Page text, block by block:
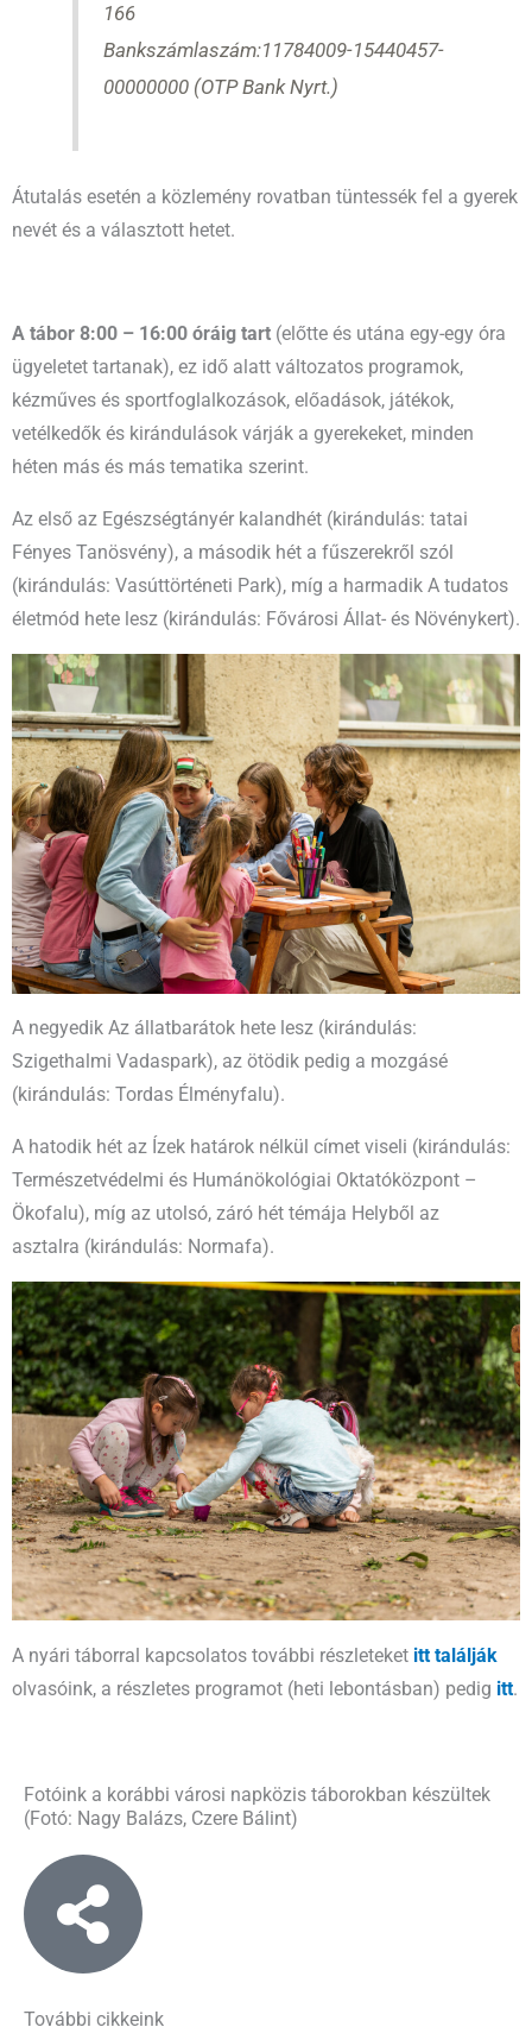
166
Bankszámlaszám:11784009-15440457-
00000000 (OTP Bank Nyrt.)
Átutalás esetén a közlemény rovatban tüntessék fel a gyerek
nevét és a választott hetet.
A tábor 8:00 – 16:00 óráig tart (előtte és utána egy-egy óra
ügyeletet tartanak), ez idő alatt változatos programok,
kézműves és sportfoglalkozások, előadások, játékok,
vetélkedők és kirándulások várják a gyerekeket, minden
héten más és más tematika szerint.
Az első az Egészségtányér kalandhét (kirándulás: tatai
Fényes Tanösvény), a második hét a fűszerekről szól
(kirándulás: Vasúttörténeti Park), míg a harmadik A tudatos
életmód hete lesz (kirándulás: Fővárosi Állat- és Növénykert).
A negyedik Az állatbarátok hete lesz (kirándulás:
Szigethalmi Vadaspark), az ötödik pedig a mozgásé
(kirándulás: Tordas Élményfalu).
A hatodik hét az Ízek határok nélkül címet viseli (kirándulás:
Természetvédelmi és Humánökológiai Oktatóközpont –
Ökofalu), míg az utolsó, záró hét témája Helyből az
asztalra (kirándulás: Normafa).
A nyári táborral kapcsolatos további részleteket itt találják
olvasóink, a részletes programot (heti lebontásban) pedig itt.
Fotóink a korábbi városi napközis táborokban készültek
(Fotó: Nagy Balázs, Czere Bálint)
További cikkeink